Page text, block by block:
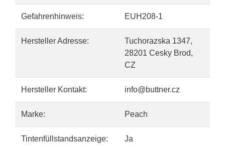
Gefahrenhinweis: EUH208-1
Hersteller Adresse:
Tuchorazska 1347,
28201 Cesky Brod,
CZ
Hersteller Kontakt: info@buttner.cz
Marke: Peach
Tintenfüllstandsanzeige: Ja